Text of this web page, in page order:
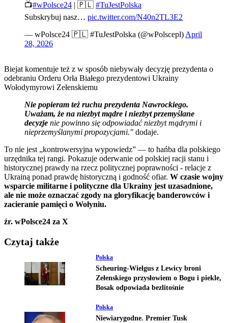
📺#wPolsce24 | 🇵🇱 #TuJestPolska
Subskrybuj nasz… pic.twitter.com/N40n2TL3E2
— wPolsce24 🇵🇱 #TuJestPolska (@wPolscepl) April
28, 2026
Biejat komentuje też z w sposób niebywały decyzję prezydenta o
odebraniu Orderu Orła Białego prezydentowi Ukrainy
Wołodymyrowi Zełenskiemu
Nie popieram też ruchu prezydenta Nawrockiego.
Uważam, że na niezbyt mądre i niezbyt przemyślane
decyzje nie powinno się odpowiadać niezbyt mądrymi i
nieprzemyślanymi propozycjami." dodaje.
To nie jest „kontrowersyjna wypowiedz” — to hańba dla polskiego
urzędnika tej rangi. Pokazuje oderwanie od polskiej racji stanu i
historycznej prawdy na rzecz politycznej poprawności - relacje z
Ukrainą ponad prawdę historyczną i godność ofiar. W czasie wojny
wsparcie militarne i polityczne dla Ukrainy jest uzasadnione,
ale nie może oznaczać zgody na gloryfikację banderowców i
zacieranie pamięci o Wołyniu.
źr. wPolsce24 za X
Czytaj także
Polska
Scheuring-Wielgus z Lewicy broni
Zełenskiego przysłowiem o Bogu i piekle,
Bosak odpowiada bezlitośnie
Polska
Niewiarygodne. Premier Tusk